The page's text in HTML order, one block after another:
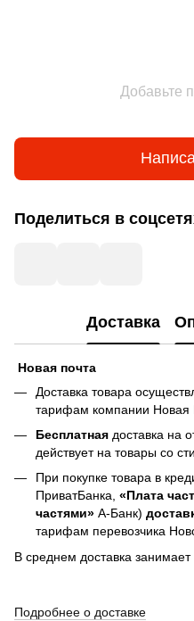
Добавьте
Поделиться в
Доставка
Новая почта
Доставка товара
тарифам компании Новая
Бесплатная доставка на
действует на товары со
При покупке товара в
ПриватБанка, «Плата
частями» А-Банк)
тарифам перевозчика
В среднем доставка занимает
Подробнее о доставке